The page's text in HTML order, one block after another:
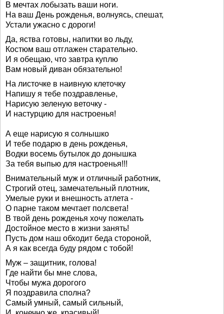
В мечтах лобызать ваши ноги.
На ваш День рожденья, волнуясь, спешат,
Устали ужасно с дороги!
Да, яства готовы, напитки во льду,
Костюм ваш отглажен старательно.
И я обещаю, что завтра куплю
Вам новый диван обязательно!
На листочке в наивную клеточку
Напишу я тебе поздравленье,
Нарисую зеленую веточку -
И настурцию для настроенья!
А еще нарисую я солнышко
И тебе подарю в день рожденья,
Водки восемь бутылок до донышка
За тебя выпью для настроенья!!!
Внимательный муж и отличный работник,
Строгий отец, замечательный плотник,
Умелые руки и внешность атлета -
О парне таком мечтает полсвета!
В твой день рожденья хочу пожелать
Достойное место в жизни занять!
Пусть дом наш обходит беда стороной,
А я как всегда буду рядом с тобой!
Муж – защитник, голова!
Где найти бы мне слова,
Чтобы мужа дорогого
Я поздравила сполна?
Самый умный, самый сильный,